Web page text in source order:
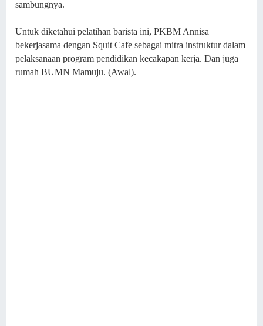
sambungnya.
Untuk diketahui pelatihan barista ini, PKBM Annisa
bekerjasama dengan Squit Cafe sebagai mitra instruktur dalam
pelaksanaan program pendidikan kecakapan kerja. Dan juga
rumah BUMN Mamuju. (Awal).